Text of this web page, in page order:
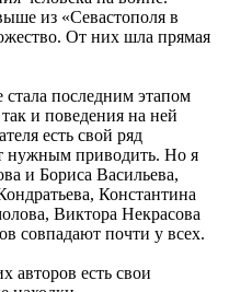
из «Севастополя в
От них шла прямая
последним этапом
и поведения на ней
есть свой ряд
нужным приводить. Но я
и Бориса Васильева,
Константина
Виктора Некрасова
совпадают почти у всех.
авторов есть свои